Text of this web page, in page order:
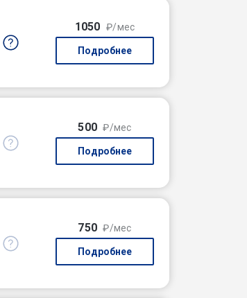
1050 ₽/мес
Подробнее
500 ₽/мес
Подробнее
750 ₽/мес
Подробнее